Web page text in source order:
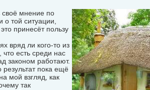
своё мнение по
той ситуации,
принесёт пользу
вряд ли кого-то из
есть среди нас
законом работают.
результат пока ещё
мой взгляд, как
так